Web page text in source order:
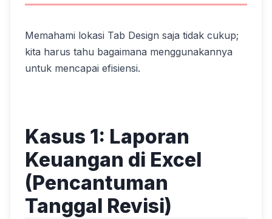
Memahami lokasi Tab Design saja tidak cukup;
kita harus tahu bagaimana menggunakannya
untuk mencapai efisiensi.
Kasus 1: Laporan
Keuangan di Excel
(Pencantuman
Tanggal Revisi)